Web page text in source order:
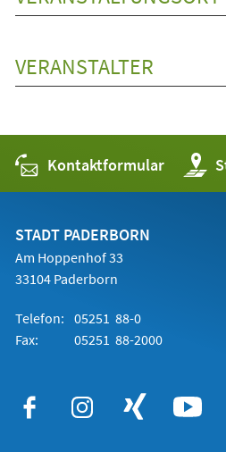
VERANSTALTER
Kontaktformular
in
einem
STADT PADERBORN
Am Hoppenhof 33
33104 Paderborn
Telefon: 05251 88-0
Fax:
05251 88-2000